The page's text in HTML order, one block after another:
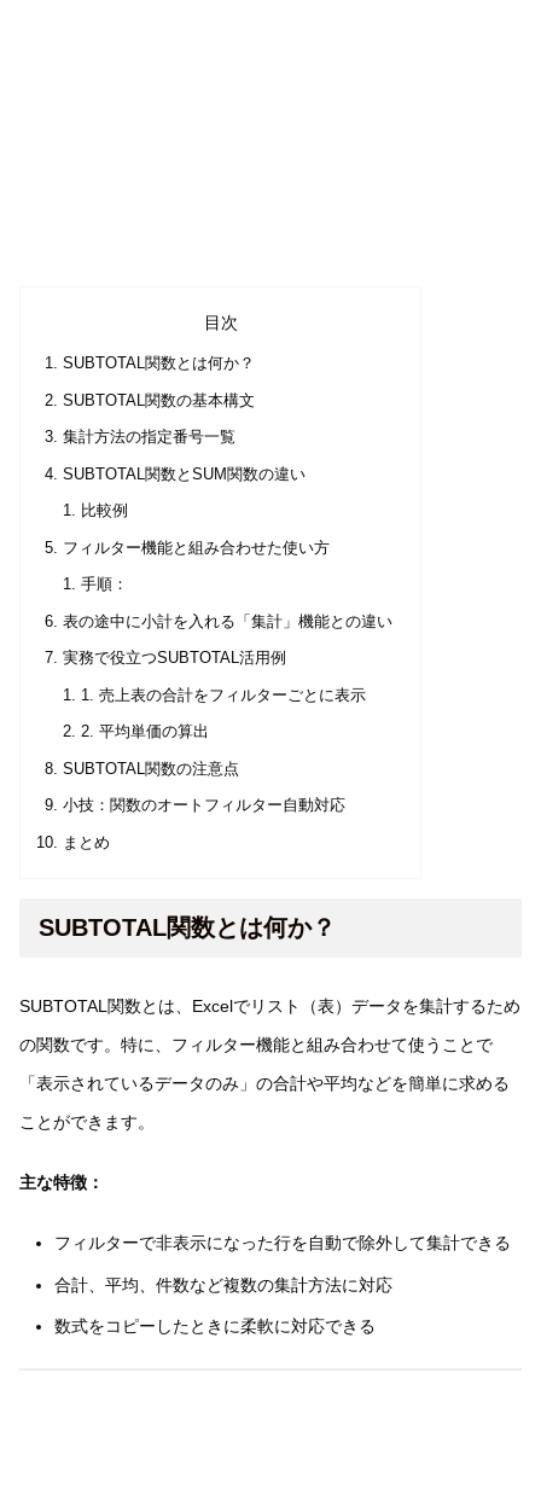
目次
SUBTOTAL関数とは何か？
SUBTOTAL関数の基本構文
集計方法の指定番号一覧
SUBTOTAL関数とSUM関数の違い
比較例
フィルター機能と組み合わせた使い方
手順：
表の途中に小計を入れる「集計」機能との違い
実務で役立つSUBTOTAL活用例
1. 売上表の合計をフィルターごとに表示
2. 平均単価の算出
SUBTOTAL関数の注意点
小技：関数のオートフィルター自動対応
まとめ
SUBTOTAL関数とは何か？
SUBTOTAL関数とは、Excelでリスト（表）データを集計するため
の関数です。特に、フィルター機能と組み合わせて使うことで
「表示されているデータのみ」の合計や平均などを簡単に求める
ことができます。
主な特徴：
フィルターで非表示になった行を自動で除外して集計できる
合計、平均、件数など複数の集計方法に対応
数式をコピーしたときに柔軟に対応できる